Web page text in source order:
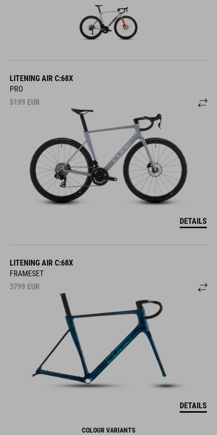
LITENING AIR C:68X
PRO
5199 EUR
DETAILS
LITENING AIR C:68X
FRAMESET
3799 EUR
DETAILS
COLOUR VARIANTS